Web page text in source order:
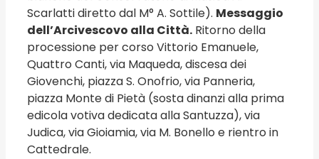
Scarlatti diretto dal M° A. Sottile). Messaggio
dell’Arcivescovo alla Città. Ritorno della
processione per corso Vittorio Emanuele,
Quattro Canti, via Maqueda, discesa dei
Giovenchi, piazza S. Onofrio, via Panneria,
piazza Monte di Pietà (sosta dinanzi alla prima
edicola votiva dedicata alla Santuzza), via
Judica, via Gioiamia, via M. Bonello e rientro in
Cattedrale.